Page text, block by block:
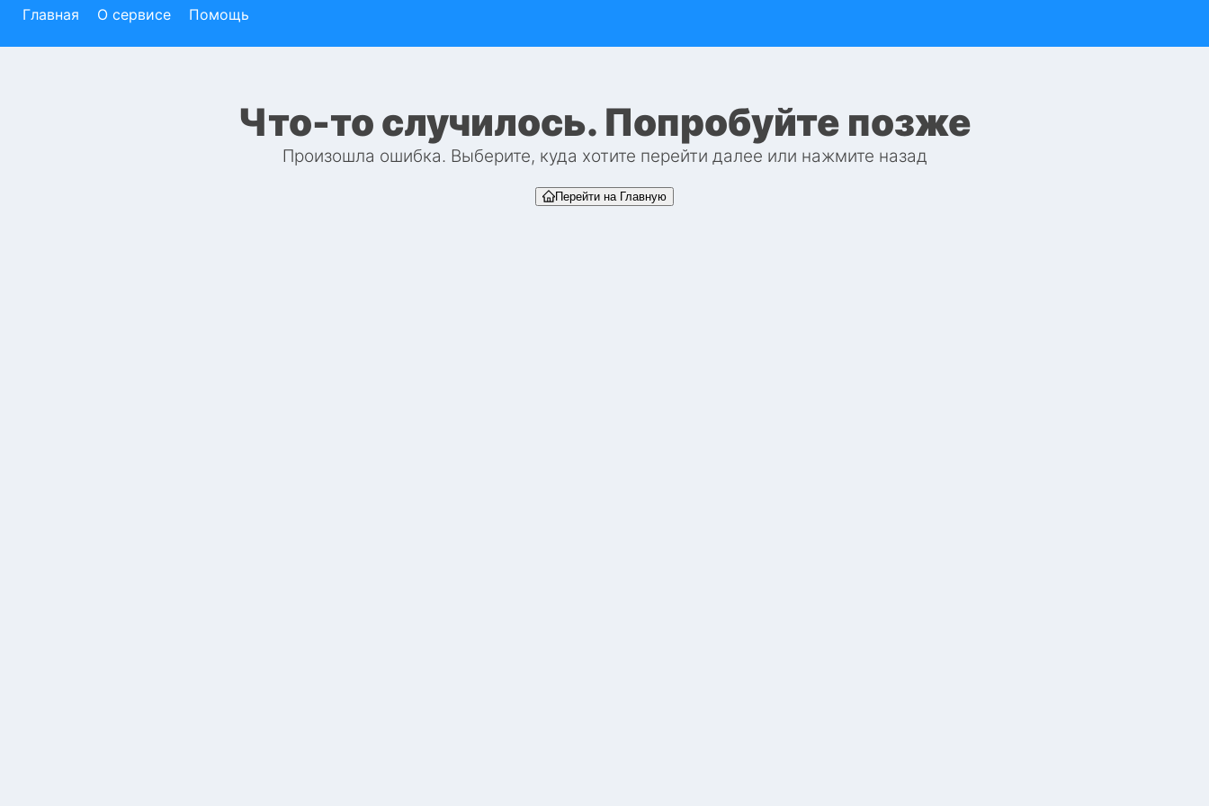
Главная О сервисе Помощь
Что-то случилось. Попробуйте позже
Произошла ошибка. Выберите, куда хотите перейти далее или нажмите назад
Перейти на Главную